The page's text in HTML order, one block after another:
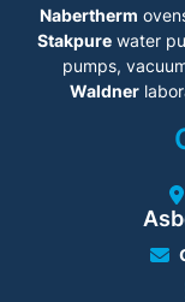
Nabertherm
Stakpure water
pumps,
Waldner